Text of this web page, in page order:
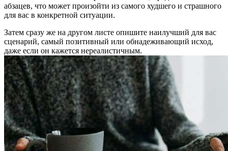
абзацев, что может произойти из самого худшего и страшного
для вас в конкретной ситуации.
Затем сразу же на другом листе опишите наилучший для вас
сценарий, самый позитивный или обнадеживающий исход,
даже если он кажется нереалистичным.